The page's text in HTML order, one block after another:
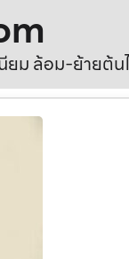
ยม ล้อม-ย้ายต้น